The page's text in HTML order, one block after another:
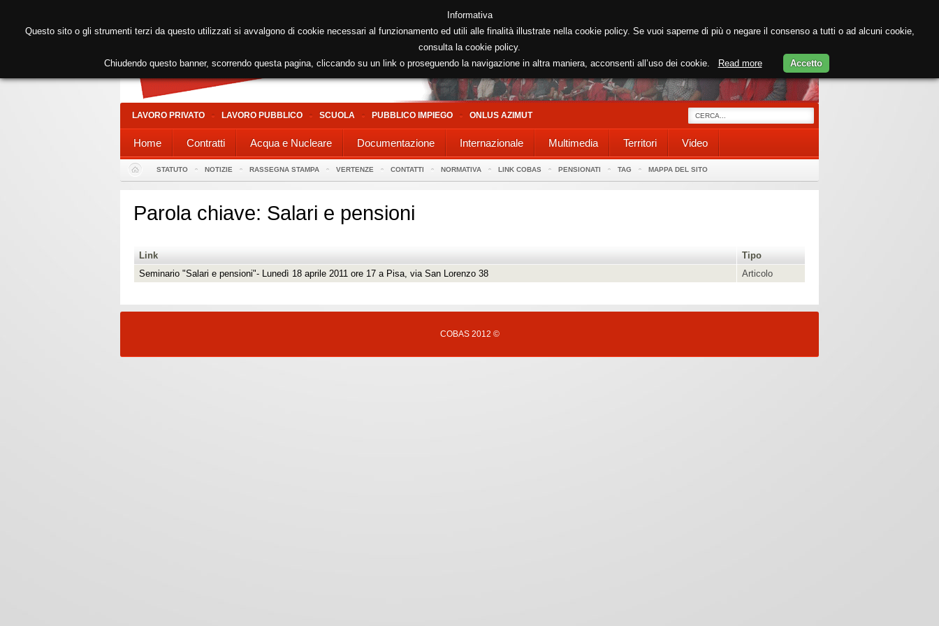
LAVORO PRIVATO LAVORO PUBBLICO SCUOLA PUBBLICO IMPIEGO ONLUS AZIMUT
Home Contratti Acqua e Nucleare Documentazione Internazionale Multimedia Territori Video
STATUTO NOTIZIE RASSEGNA STAMPA VERTENZE CONTATTI NORMATIVA LINK COBAS PENSIONATI TAG MAPPA DEL SITO
Parola chiave: Salari e pensioni
Link
Tipo
Seminario "Salari e pensioni"- Lunedì 18 aprile 2011 ore 17 a Pisa, via San Lorenzo 38
Articolo
COBAS 2012 ©
Informativa
Questo sito o gli strumenti terzi da questo utilizzati si avvalgono di cookie necessari al funzionamento ed utili alle finalità illustrate nella cookie policy. Se vuoi saperne di più o negare il consenso a tutti o ad alcuni cookie,
consulta la cookie policy.
Chiudendo questo banner, scorrendo questa pagina, cliccando su un link o proseguendo la navigazione in altra maniera, acconsenti all’uso dei cookie.
Read more Accetto